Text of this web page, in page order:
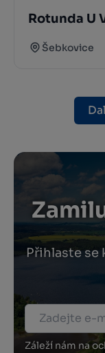
Rotunda U
Šebkovice
Přihlaste se
Záleží nám na